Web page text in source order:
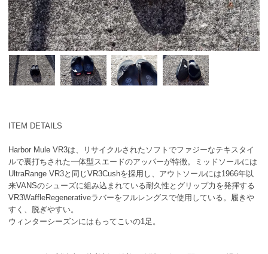
ITEM DETAILS
Harbor Mule VR3は、リサイクルされたソフトでファジーなテキスタイ
ルで裏打ちされた一体型スエードのアッパーが特徴。ミッドソールには
UltraRange VR3と同じVR3Cushを採用し、アウトソールには1966年以
来VANSのシューズに組み込まれている耐久性とグリップ力を発揮する
VR3WaffleRegenerativeラバーをフルレングスで使用している。履きや
すく、脱ぎやすい。
ウィンターシーズンにはもってこいの1足。